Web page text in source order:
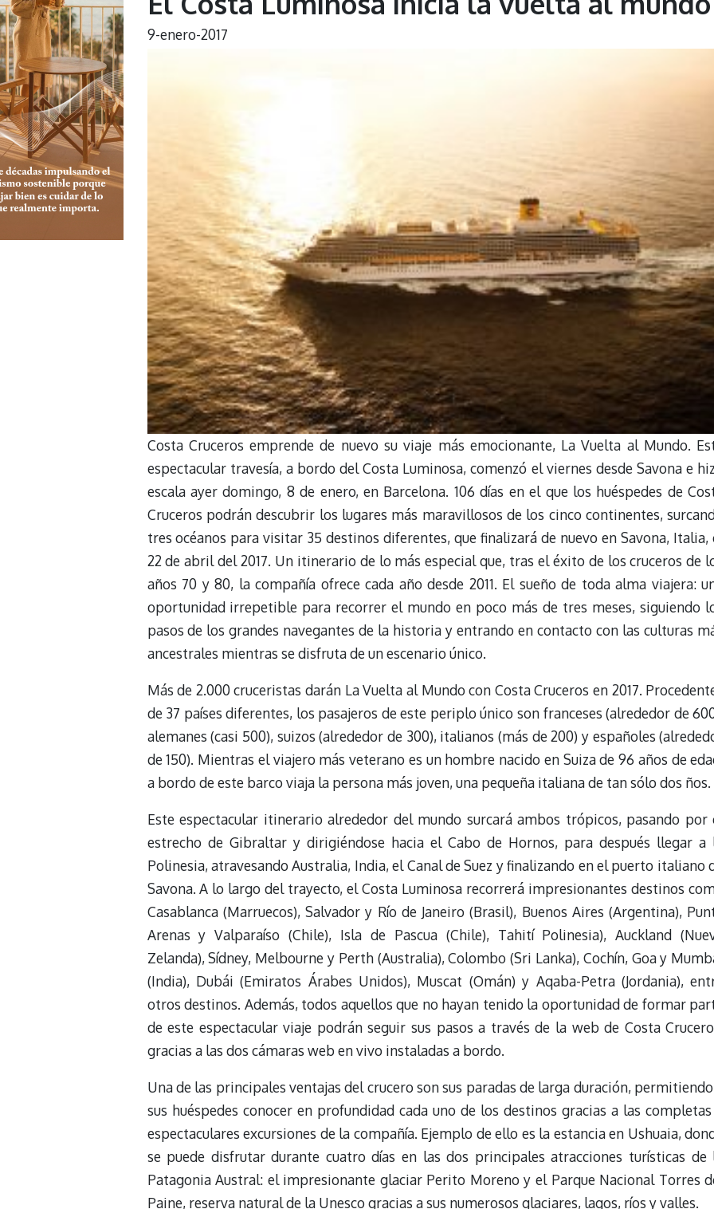
9-enero-2017
Costa Cruceros emprende de nuevo su viaje más emocionante, La Vuelta al Mundo.
espectacular travesía, a bordo del Costa Luminosa, comenzó el viernes desde Savona e
escala ayer domingo, 8 de enero, en Barcelona. 106 días en el que los huéspedes de
Cruceros podrán descubrir los lugares más maravillosos de los cinco continentes,
tres océanos para visitar 35 destinos diferentes, que finalizará de nuevo en Savona, Italia,
22 de abril del 2017. Un itinerario de lo más especial que, tras el éxito de los cruceros de
años 70 y 80, la compañía ofrece cada año desde 2011. El sueño de toda alma viajera:
oportunidad irrepetible para recorrer el mundo en poco más de tres meses, siguiendo
pasos de los grandes navegantes de la historia y entrando en contacto con las culturas
ancestrales mientras se disfruta de un escenario único.
Más de 2.000 cruceristas darán La Vuelta al Mundo con Costa Cruceros en 2017.
de 37 países diferentes, los pasajeros de este periplo único son franceses (alrededor de
alemanes (casi 500), suizos (alrededor de 300), italianos (más de 200) y españoles
de 150). Mientras el viajero más veterano es un hombre nacido en Suiza de 96 años de
a bordo de este barco viaja la persona más joven, una pequeña italiana de tan sólo dos ños.
Este espectacular itinerario alrededor del mundo surcará ambos trópicos, pasando por
estrecho de Gibraltar y dirigiéndose hacia el Cabo de Hornos, para después llegar a
Polinesia, atravesando Australia, India, el Canal de Suez y finalizando en el puerto italiano
Savona. A lo largo del trayecto, el Costa Luminosa recorrerá impresionantes destinos
Casablanca (Marruecos), Salvador y Río de Janeiro (Brasil), Buenos Aires (Argentina),
Arenas y Valparaíso (Chile), Isla de Pascua (Chile), Tahití Polinesia), Auckland
Zelanda), Sídney, Melbourne y Perth (Australia), Colombo (Sri Lanka), Cochín, Goa y
(India), Dubái (Emiratos Árabes Unidos), Muscat (Omán) y Aqaba-Petra (Jordania),
otros destinos. Además, todos aquellos que no hayan tenido la oportunidad de formar
de este espectacular viaje podrán seguir sus pasos a través de la web de Costa
gracias a las dos cámaras web en vivo instaladas a bordo.
Una de las principales ventajas del crucero son sus paradas de larga duración,
sus huéspedes conocer en profundidad cada uno de los destinos gracias a las
espectaculares excursiones de la compañía. Ejemplo de ello es la estancia en Ushuaia,
se puede disfrutar durante cuatro días en las dos principales atracciones turísticas de
Patagonia Austral: el impresionante glaciar Perito Moreno y el Parque Nacional Torres
Paine, reserva natural de la Unesco gracias a sus numerosos glaciares, lagos, ríos y valles.